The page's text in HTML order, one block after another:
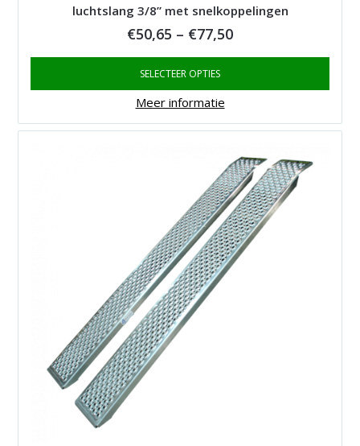
luchtslang 3/8” met snelkoppelingen
€50,65 – €77,50Price
range:
€77,50
SELECTEER OPTIES
Meer informatie